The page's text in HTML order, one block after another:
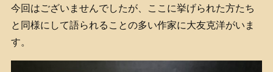
今回はございませんでしたが、ここに挙げられた方たち
と同様にして語られることの多い作家に大友克洋がいま
す。